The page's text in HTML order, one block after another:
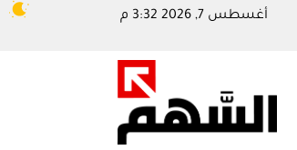
أغسطس 7, 2026 3:32 م